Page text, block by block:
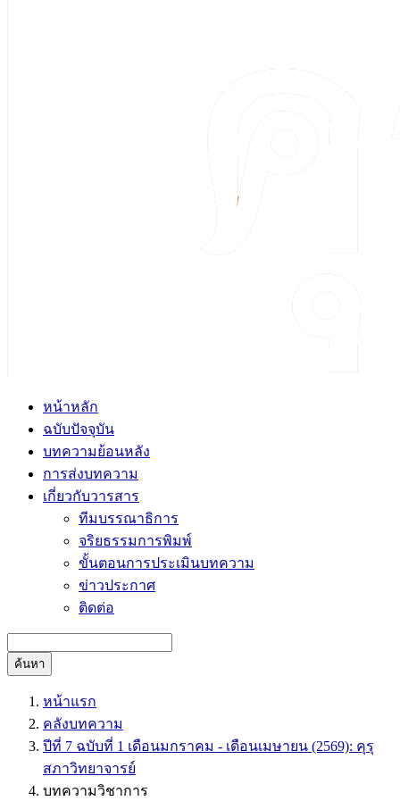
หน้าหลัก
ฉบับปัจจุบัน
บทความย้อนหลัง
การส่งบทความ
เกี่ยวกับวารสาร
ทีมบรรณาธิการ
จริยธรรมการพิมพ์
ขั้นตอนการประเมินบทความ
ข่าวประกาศ
ติดต่อ
ค้นหา
หน้าแรก
คลังบทความ
ปีที่ 7 ฉบับที่ 1 เดือนมกราคม - เดือนเมษายน (2569): คุรุ
สภาวิทยาจารย์
บทความวิชาการ